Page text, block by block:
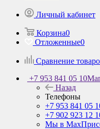
Личный кабинет
Корзина0
Отложенные0
Сравнение
+7 953 841 05 10
Назад
Телефоны
+7 953 841 05
+7 902 923 12
Мы в Max